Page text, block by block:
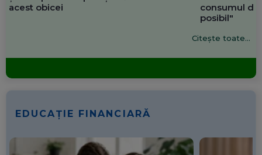
acest obicei
consumul de
posibil"
Citește toate...
EDUCAȚIE FINANCIARĂ